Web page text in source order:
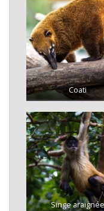
Coati
Singe araignée